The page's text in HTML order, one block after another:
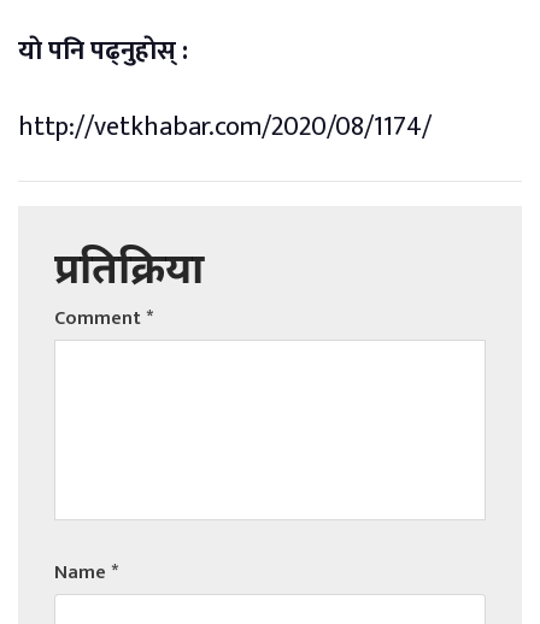
याे पनि पढ्नुहाेस् :
http://vetkhabar.com/2020/08/1174/
प्रतिक्रिया
Comment*
Name*